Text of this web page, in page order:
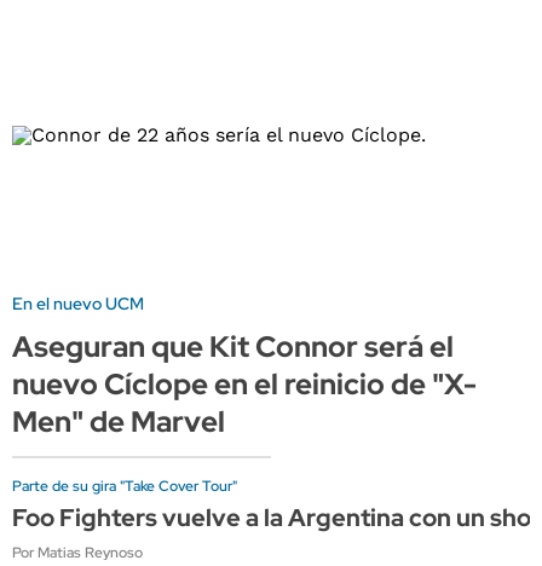
En el nuevo UCM
Aseguran que Kit Connor será el
nuevo Cíclope en el reinicio de "X-
Men" de Marvel
Parte de su gira "Take Cover Tour"
Foo Fighters vuelve a la Argentina con un
Por Matias Reynoso